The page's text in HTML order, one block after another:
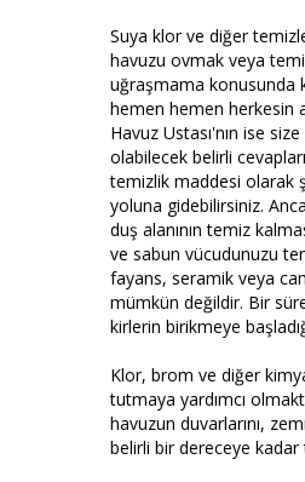
Suya klor ve diğer
havuzu ovmak veya
uğraşmama konusunda
hemen hemen herkesin
Havuz Ustası'nın ise
olabilecek belirli
temizlik maddesi olarak
yoluna gidebilirsiniz.
duş alanının temiz
ve sabun vücudunuzu
fayans, seramik veya
mümkün değildir. Bir
kirlerin birikmeye
Klor, brom ve diğer
tutmaya yardımcı
havuzun duvarlarını,
belirli bir dereceye